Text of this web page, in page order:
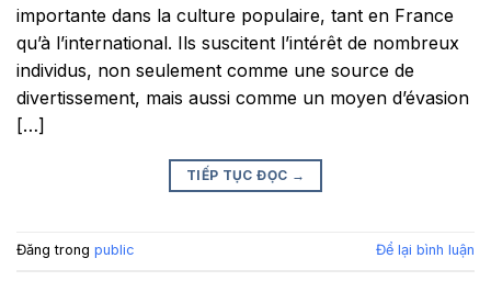
importante dans la culture populaire, tant en France
qu’à l’international. Ils suscitent l’intérêt de nombreux
individus, non seulement comme une source de
divertissement, mais aussi comme un moyen d’évasion
[…]
TIẾP TỤC ĐỌC →
Đăng trong public Để lại bình luận